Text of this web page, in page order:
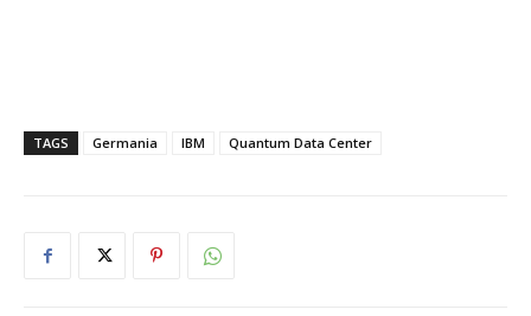
TAGS Germania IBM Quantum Data Center